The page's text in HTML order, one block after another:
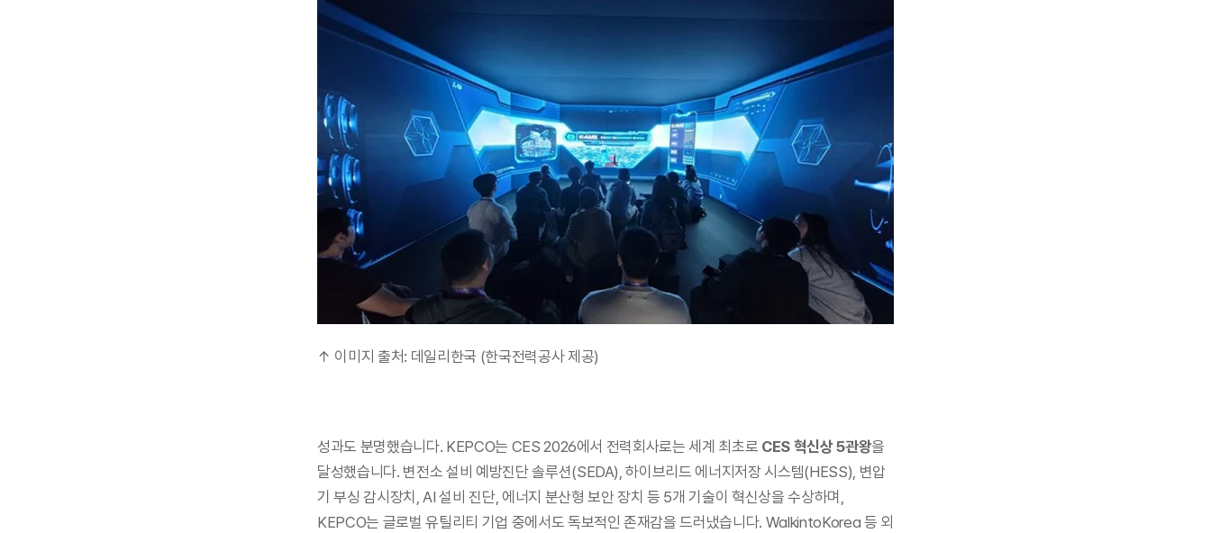
↑ 이미지 출처: 데일리한국 (한국전력공사 제공)
성과도 분명했습니다. KEPCO는 CES 2026에서 전력회사로는 세계 최초로 CES 혁신상 5관왕을
달성했습니다. 변전소 설비 예방진단 솔루션(SEDA), 하이브리드 에너지저장 시스템(HESS), 변압
기 부싱 감시장치, AI 설비 진단, 에너지 분산형 보안 장치 등 5개 기술이 혁신상을 수상하며,
KEPCO는 글로벌 유틸리티 기업 중에서도 독보적인 존재감을 드러냈습니다. WalkintoKorea 등 외